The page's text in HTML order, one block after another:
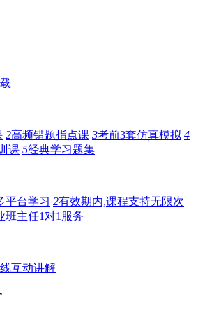
2高频错题指点课 3考前3套仿真模拟 4
课 5经典学习题集
平台学习 2有效期内,课程支持无限次
班主任1对1服务
互动讲解